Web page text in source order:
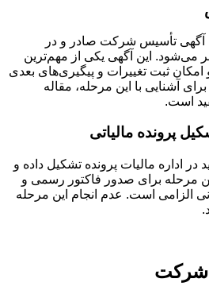
آگهی تأسیس شرکت صادر و در
می‌شود. این آگهی یکی از مهم‌ترین
ثبت تغییرات و پیگیری‌های بعدی
آشنایی با این مرحله، مقاله
است.
اداره مالیات پرونده تشکیل داده و
مرحله برای صدور فاکتور رسمی و
الزامی است. عدم انجام این مرحله
شرکت